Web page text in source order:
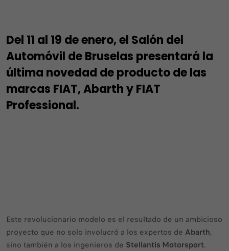
Del 11 al 19 de enero, el Salón del
Automóvil de Bruselas presentará la
última novedad de producto de las
marcas FIAT, Abarth y FIAT
Professional.
Este revolucionario modelo es el resultado de un ambicioso
proyecto que no solo involucró a los expertos de Abarth,
sino también a los ingenieros de Stellantis Motorsport.